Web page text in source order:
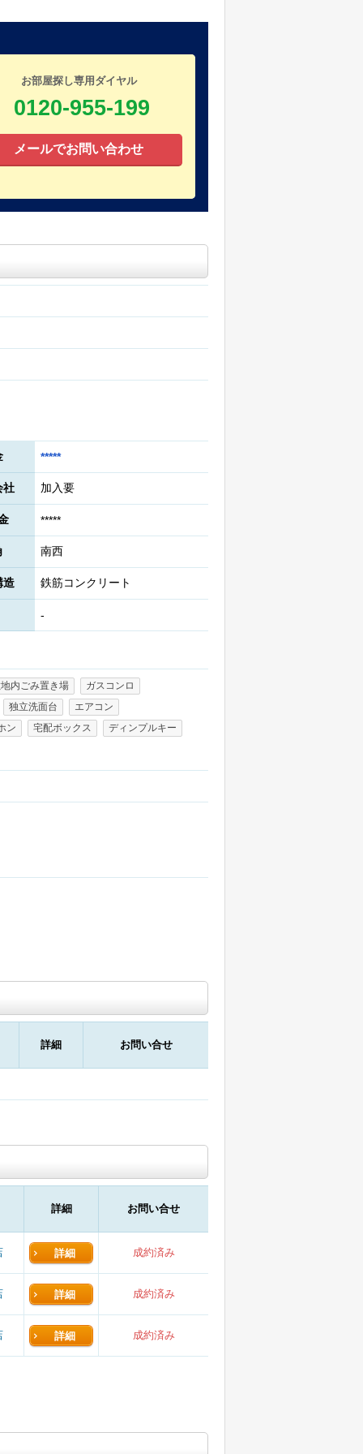
お部屋探し専用ダイヤル
0120-955-199
メールでお問い合わせ
*****
社 加入要
*****
南西
造 鉄筋コンクリート
-
内ごみ置き場
ガスコンロ
独立洗面台
エアコン
ン
宅配ボックス ディンプルキー
詳細 お問い合せ
詳細 お問い合せ
詳細 成約済み
詳細 成約済み
詳細 成約済み